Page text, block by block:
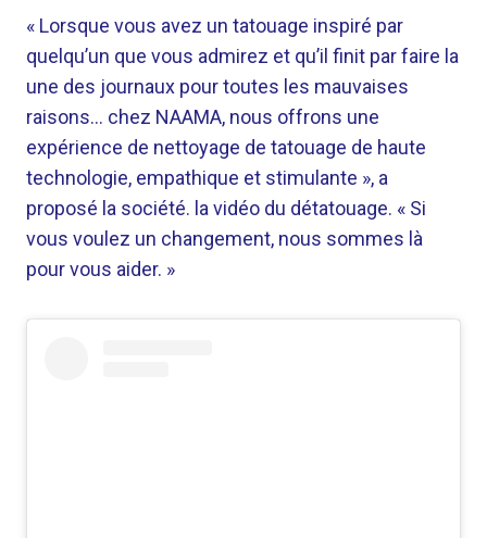
« Lorsque vous avez un tatouage inspiré par
quelqu’un que vous admirez et qu’il finit par faire la
une des journaux pour toutes les mauvaises
raisons… chez NAAMA, nous offrons une
expérience de nettoyage de tatouage de haute
technologie, empathique et stimulante », a
proposé la société. la vidéo du détatouage. « Si
vous voulez un changement, nous sommes là
pour vous aider. »